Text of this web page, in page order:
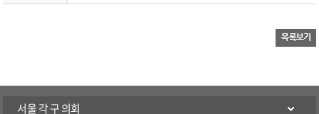
서울 각 구 의회